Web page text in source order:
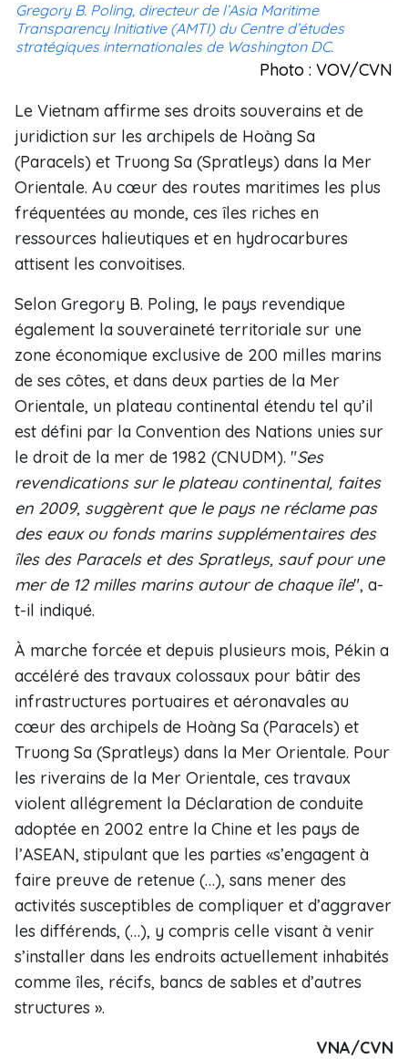
Gregory B. Poling, directeur de l’Asia Maritime
Transparency Initiative (AMTI) du Centre d’études
stratégiques internationales de Washington DC.
Photo : VOV/CVN
Le Vietnam affirme ses droits souverains et de
juridiction sur les archipels de Hoàng Sa
(Paracels) et Truong Sa (Spratleys) dans la Mer
Orientale. Au cœur des routes maritimes les plus
fréquentées au monde, ces îles riches en
ressources halieutiques et en hydrocarbures
attisent les convoitises.
Selon Gregory B. Poling, le pays revendique
également la souveraineté territoriale sur une
zone économique exclusive de 200 milles marins
de ses côtes, et dans deux parties de la Mer
Orientale, un plateau continental étendu tel qu’il
est défini par la Convention des Nations unies sur
le droit de la mer de 1982 (CNUDM). "Ses
revendications sur le plateau continental, faites
en 2009, suggèrent que le pays ne réclame pas
des eaux ou fonds marins supplémentaires des
îles des Paracels et des Spratleys, sauf pour une
mer de 12 milles marins autour de chaque île", a-
t-il indiqué.
À marche forcée et depuis plusieurs mois, Pékin a
accéléré des travaux colossaux pour bâtir des
infrastructures portuaires et aéronavales au
cœur des archipels de Hoàng Sa (Paracels) et
Truong Sa (Spratleys) dans la Mer Orientale. Pour
les riverains de la Mer Orientale, ces travaux
violent allégrement la Déclaration de conduite
adoptée en 2002 entre la Chine et les pays de
l’ASEAN, stipulant que les parties «s’engagent à
faire preuve de retenue (…), sans mener des
activités susceptibles de compliquer et d’aggraver
les différends, (…), y compris celle visant à venir
s’installer dans les endroits actuellement inhabités
comme îles, récifs, bancs de sables et d’autres
structures ».
VNA/CVN